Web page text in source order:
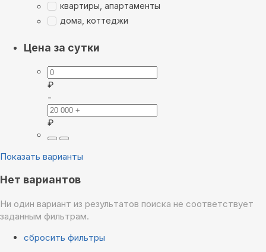
квартиры, апартаменты
дома, коттеджи
Цена за сутки
₽
-
₽
Показать варианты
Нет вариантов
Ни один вариант из результатов поиска не соответствует
заданным фильтрам.
сбросить фильтры